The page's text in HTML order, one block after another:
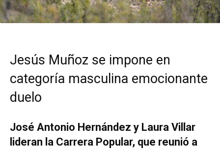
Jesús Muñoz se impone en
categoría masculina emocionante
duelo
José Antonio Hernández y Laura Villar
lideran la Carrera Popular, que reunió a